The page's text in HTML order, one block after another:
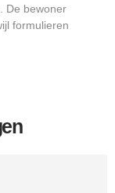
De bewoner
formulieren